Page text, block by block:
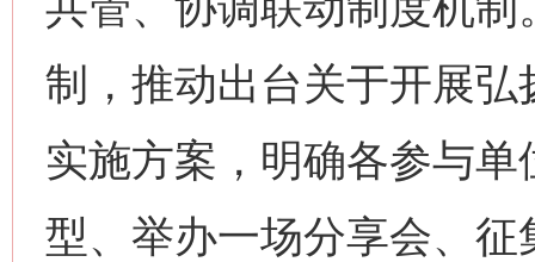
制，推动出台关于开展
实施方案，明确各参与
型、举办一场分享会、